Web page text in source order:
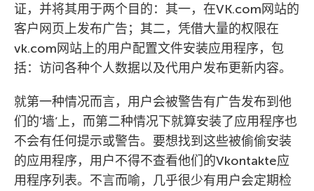
证，并将其用于两个目的：其一，在VK.com网站的
客户网页上发布广告；其二，凭借大量的权限在
vk.com网站上的用户配置文件安装应用程序，包
括：访问各种个人数据以及代用户发布更新内容。
就第一种情况而言，用户会被警告有广告发布到他
们的’墙’上，而第二种情况下就算安装了应用程序也
不会有任何提示或警告。要想找到这些被偷偷安装
的应用程序，用户不得不查看他们的Vkontakte应
用程序列表。不言而喻，几乎很少有用户会定期检